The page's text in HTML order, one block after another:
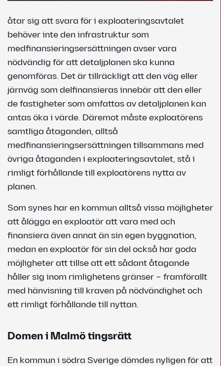
åtar sig att svara för i exploateringsavtalet
behöver inte den infrastruktur som
medfinansieringsersättningen avser vara
nödvändig för att detaljplanen ska kunna
genomföras. Det är tillräckligt att den väg eller
järnväg som delfinansieras innebär att den eller
de fastigheter som omfattas av detaljplanen kan
antas öka i värde. Däremot måste exploatörens
samtliga åtaganden, alltså
medfinansieringsersättningen tillsammans med
övriga åtaganden i exploateringsavtalet, stå i
rimligt förhållande till exploatörens nytta av
planen.
Som synes har en kommun alltså vissa möjligheter
att ålägga en exploatör att vara med och
finansiera även annat än sin egen byggnation,
medan en exploatör för sin del också har goda
möjligheter att tillse att ett sådant åtagande
håller sig inom rimlighetens gränser – framförallt
med hänvisning till kraven på nödvändighet och
ett rimligt förhållande till nyttan.
Domen i Malmö tingsrätt
En kommun i södra Sverige dömdes nyligen för att